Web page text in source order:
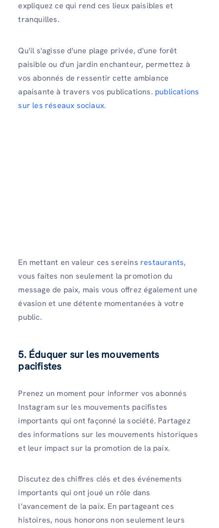
expliquez ce qui rend ces lieux paisibles et
tranquilles.
Qu'il s'agisse d'une plage privée, d'une forêt
paisible ou d'un jardin enchanteur, permettez à
vos abonnés de ressentir cette ambiance
apaisante à travers vos publications. publications
sur les réseaux sociaux.
En mettant en valeur ces sereins restaurants,
vous faites non seulement la promotion du
message de paix, mais vous offrez également une
évasion et une détente momentanées à votre
public.
5. Éduquer sur les mouvements
pacifistes
Prenez un moment pour informer vos abonnés
Instagram sur les mouvements pacifistes
importants qui ont façonné la société. Partagez
des informations sur les mouvements historiques
et leur impact sur la promotion de la paix.
Discutez des chiffres clés et des événements
importants qui ont joué un rôle dans
l’avancement de la paix. En partageant ces
histoires, nous honorons non seulement leurs